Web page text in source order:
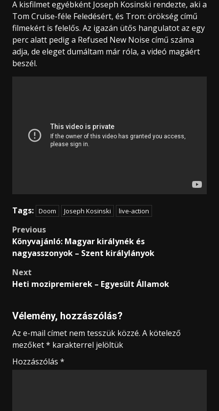
A kisfilmet egyébként Joseph Kosinski rendezte, aki a
Tom Cruise-féle Feledésért, és Tron: örökség című
filmekért is felelős. Az igazán ütős hangulatot az egy
perc alatt pedig a Refused New Noise című száma
adja, de eleget dumáltam már róla, a videó magáért
beszél.
Tags: Doom Joseph Kosinski live-action
Post
navigation
Previous
Könyvajánló: Magyar királynék és
nagyasszonyok – Szent királylányok
Next
Heti mozipremierek – Egyesült Államok
Vélemény, hozzászólás?
Az e-mail címet nem tesszük közzé. A kötelező
mezőket* karakterrel jelöltük
Hozzászólás *